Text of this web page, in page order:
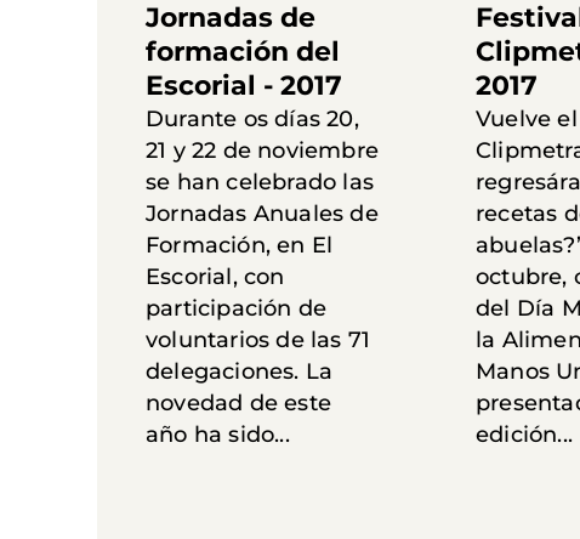
Jornadas de
formación del
Escorial - 2017
Durante os días 20,
21 y 22 de noviembre
se han celebrado las
Jornadas Anuales de
Formación, en El
Escorial, con
participación de
voluntarios de las 71
delegaciones. La
novedad de este
año ha sido...
2017
Vuelve
recetas
octubre,
del Día
la
Manos
edición...